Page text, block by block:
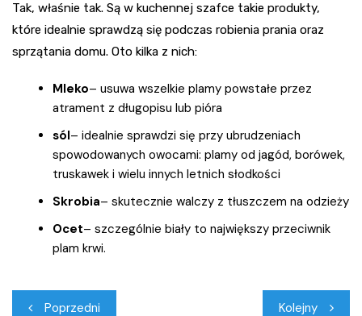
Tak, właśnie tak. Są w kuchennej szafce takie produkty,
które idealnie sprawdzą się podczas robienia prania oraz
sprzątania domu. Oto kilka z nich:
Mleko– usuwa wszelkie plamy powstałe przez
atrament z długopisu lub pióra
sól– idealnie sprawdzi się przy ubrudzeniach
spowodowanych owocami: plamy od jagód, borówek,
truskawek i wielu innych letnich słodkości
Skrobia– skutecznie walczy z tłuszczem na odzieży
Ocet– szczególnie biały to największy przeciwnik
plam krwi.
Nawigacja
Poprzedni Kolejny